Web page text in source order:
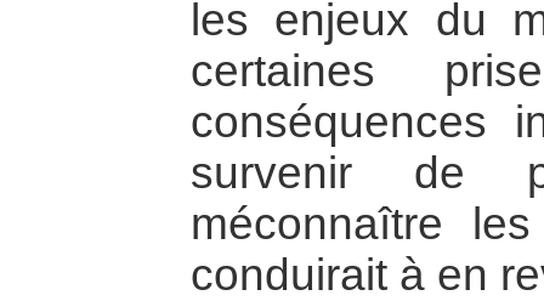
les enjeux du
certaines
conséquences
survenir de
méconnaître
conduirait à en